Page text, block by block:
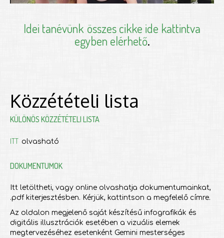
Idei tanévünk összes cikke ide kattintva
egyben elérhető.
Közzétételi lista
KÜLÖNÖS KÖZZÉTÉTELI LISTA
ITT olvasható
DOKUMENTUMOK
Itt letöltheti, vagy online olvashatja dokumentumainkat,
.pdf kiterjesztésben. Kérjük, kattintson a megfelelő címre.
Az oldalon megjelenő saját készítésű infografikák és
digitális illusztrációk esetében a vizuális elemek
megtervezéséhez esetenként Gemini mesterséges